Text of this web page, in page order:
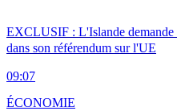
EXCLUSIF : L'Islande demande
dans son référendum sur l'UE
09:07
ÉCONOMIE